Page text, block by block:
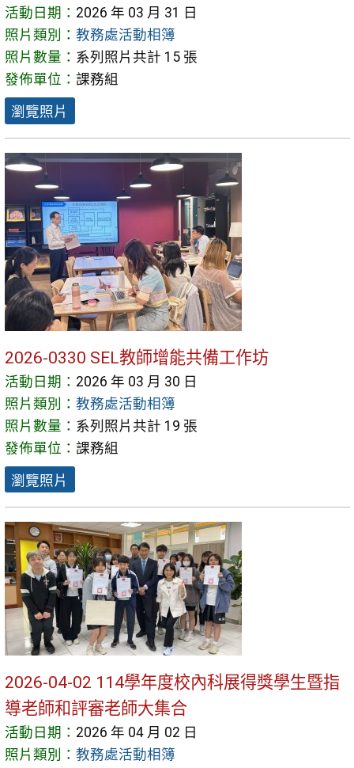
活動日期： 2026 年 03 月 31 日
照片類別： 教務處活動相簿
照片數量： 系列照片共計 15 張
發佈單位： 課務組
瀏覽照片
2026-0330 SEL教師增能共備工作坊
活動日期： 2026 年 03 月 30 日
照片類別： 教務處活動相簿
照片數量： 系列照片共計 19 張
發佈單位： 課務組
瀏覽照片
2026-04-02 114學年度校內科展得獎學生暨指
導老師和評審老師大集合
活動日期： 2026 年 04 月 02 日
照片類別： 教務處活動相簿